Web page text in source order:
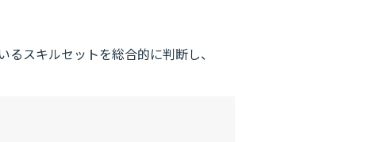
スキルセットを総合的に判断し、